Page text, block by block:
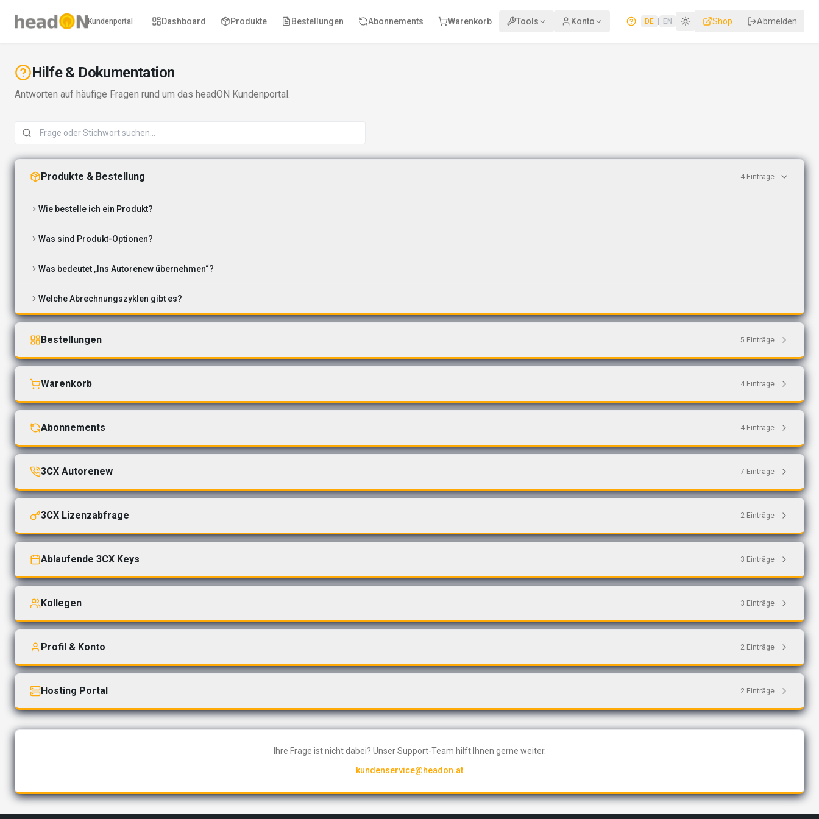
Kundenportal Dashboard Produkte Bestellungen Abonnements Warenkorb Tools Konto DE EN Shop Abmelden
Hilfe & Dokumentation
Antworten auf häufige Fragen rund um das headON Kundenportal.
Produkte & Bestellung 4 Einträge
Wie bestelle ich ein Produkt?
Was sind Produkt-Optionen?
Was bedeutet „Ins Autorenew übernehmen“?
Welche Abrechnungszyklen gibt es?
Bestellungen 5 Einträge
Warenkorb 4 Einträge
Abonnements 4 Einträge
3CX Autorenew 7 Einträge
3CX Lizenzabfrage 2 Einträge
Ablaufende 3CX Keys 3 Einträge
Kollegen 3 Einträge
Profil & Konto 2 Einträge
Hosting Portal 2 Einträge
Ihre Frage ist nicht dabei? Unser Support-Team hilft Ihnen gerne weiter.
kundenservice@headon.at